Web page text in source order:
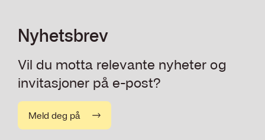
Simonsen Vogt Wiig
Trainee
2020
Simonsen Vogt Wiig
Utdanning
Nyhetsbrev
Vil du motta relevante nyheter og
invitasjoner på e-post?
Meld deg på